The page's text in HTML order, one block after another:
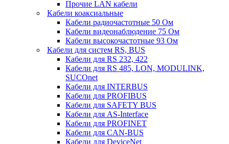
Прочие LAN кабели
Кабели коаксиальные
Кабели радиочастотные 50 Ом
Кабели видеонаблюдение 75 Ом
Кабели высокочастотные 93 Ом
Кабели для систем RS, BUS
Кабели для RS 232, 422
Кабели для RS 485, LON, MODULINK,
SUCOnet
Кабели для INTERBUS
Кабели для PROFIBUS
Кабели для SAFETY BUS
Кабели для AS-Interface
Кабели для PROFINET
Кабели для CAN-BUS
Кабели для DeviceNet